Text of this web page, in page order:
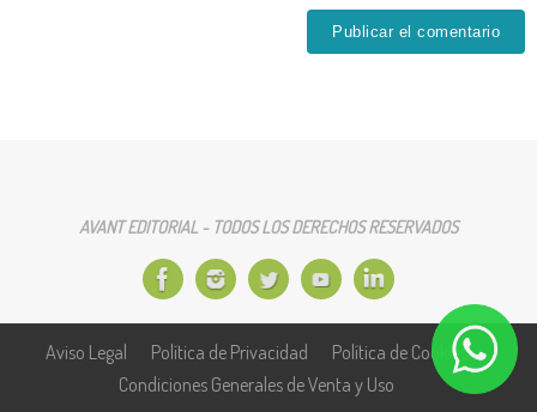
AVANT EDITORIAL - TODOS LOS DERECHOS RESERVADOS
Aviso Legal Política de Privacidad
Política de Cookies
Condiciones Generales de Venta y Uso